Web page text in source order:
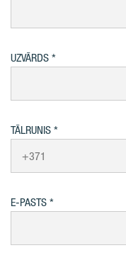
UZVĀRDS
TĀLRUNIS
E-PASTS